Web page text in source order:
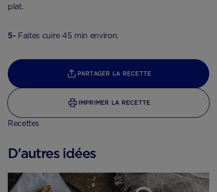
plat.
5- Faites cuire 45 min environ.
PARTAGER LA RECETTE
IMPRIMER LA RECETTE
Recettes
D'autres idées